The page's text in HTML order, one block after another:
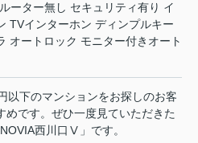
ーター無し セキュリティ有り イ
TVインターホン ディンプルキー
オートロック モニター付きオート
以下のマンションをお探しのお客
めです。ぜひ一度見ていただきた
西川口Ⅴ」です。